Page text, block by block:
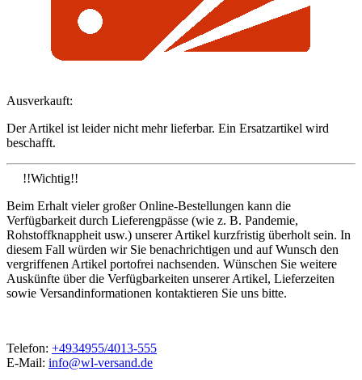
Ausverkauft:
Der Artikel ist leider nicht mehr lieferbar. Ein Ersatzartikel wird
beschafft.
!!Wichtig!!
Beim Erhalt vieler großer Online-Bestellungen kann die
Verfügbarkeit durch Lieferengpässe (wie z. B. Pandemie,
Rohstoffknappheit usw.) unserer Artikel kurzfristig überholt sein. In
diesem Fall würden wir Sie benachrichtigen und auf Wunsch den
vergriffenen Artikel portofrei nachsenden. Wünschen Sie weitere
Auskünfte über die Verfügbarkeiten unserer Artikel, Lieferzeiten
sowie Versandinformationen kontaktieren Sie uns bitte.
Telefon: +4934955/4013-555
E-Mail: info@wl-versand.de